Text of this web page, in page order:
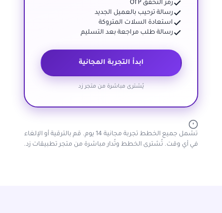
رمز التحقق OTP
رسالة ترحيب بالعميل الجديد
استعادة السلات المتروكة
رسالة طلب مراجعة بعد التسليم
ابدأ التجربة المجانية
يُشترى مباشرة من متجر زد
تشمل جميع الخطط تجربة مجانية 14 يوم. قم بالترقية أو الإلغاء
في أي وقت. تُشترى الخطط وتُدار مباشرة من متجر تطبيقات زد.